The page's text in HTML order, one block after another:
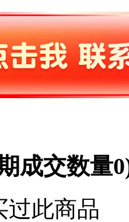
成交数量0
过此商品